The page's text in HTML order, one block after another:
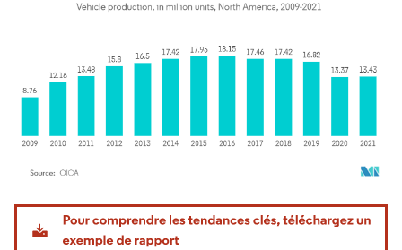
Image © Mordor Intelligence. La réutilisation nécessite une attribution sous CC BY